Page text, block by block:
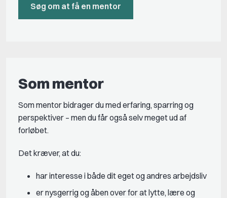
Søg om at få en mentor
Som mentor
Som mentor bidrager du med erfaring, sparring og
perspektiver – men du får også selv meget ud af
forløbet.
Det kræver, at du:
har interesse i både dit eget og andres arbejdsliv
er nysgerrig og åben over for at lytte, lære og